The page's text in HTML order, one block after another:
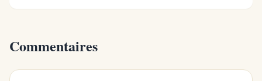
Commentaires